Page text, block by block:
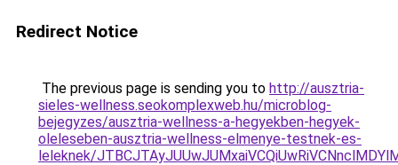
Redirect Notice
The previous page is sending you to http://ausztria-
sieles-wellness.seokomplexweb.hu/microblog-
bejegyzes/ausztria-wellness-a-hegyekben-hegyek-
oleleseben-ausztria-wellness-elmenye-testnek-es-
leleknek/